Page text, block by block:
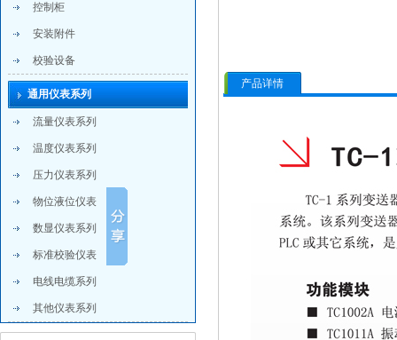
控制柜
安装附件
校验设备
通用仪表系列
流量仪表系列
温度仪表系列
压力仪表系列
物位液位仪表
数显仪表系列
标准校验仪表
电线电缆系列
其他仪表系列
产品详情